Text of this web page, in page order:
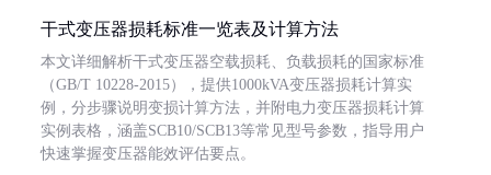
干式变压器损耗标准一览表及计算方法
本文详细解析干式变压器空载损耗、负载损耗的国家标准
（GB/T 10228-2015），提供1000kVA变压器损耗计算实
例，分步骤说明变损计算方法，并附电力变压器损耗计算
实例表格，涵盖SCB10/SCB13等常见型号参数，指导用户
快速掌握变压器能效评估要点。